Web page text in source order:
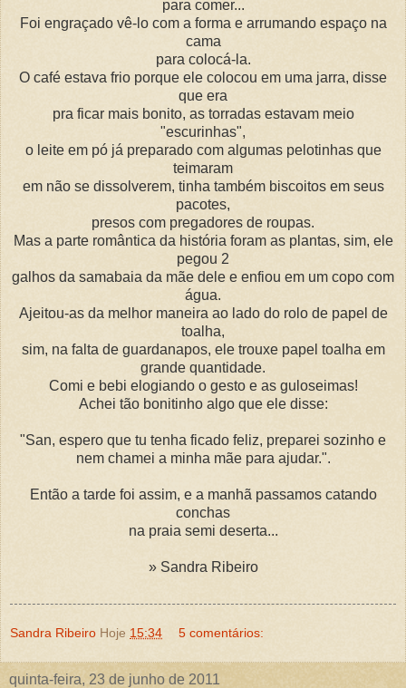
para comer...
Foi engraçado vê-lo com a forma e arrumando espaço na
cama
para colocá-la.
O café estava frio porque ele colocou em uma jarra, disse
que era
pra ficar mais bonito, as torradas estavam meio
"escurinhas",
o leite em pó já preparado com algumas pelotinhas que
teimaram
em não se dissolverem, tinha também biscoitos em seus
pacotes,
presos com pregadores de roupas.
Mas a parte romântica da história foram as plantas, sim, ele
pegou 2
galhos da samabaia da mãe dele e enfiou em um copo com
água.
Ajeitou-as da melhor maneira ao lado do rolo de papel de
toalha,
sim, na falta de guardanapos, ele trouxe papel toalha em
grande quantidade.
Comi e bebi elogiando o gesto e as guloseimas!
Achei tão bonitinho algo que ele disse:
"San, espero que tu tenha ficado feliz, preparei sozinho e
nem chamei a minha mãe para ajudar.".
Então a tarde foi assim, e a manhã passamos catando
conchas
na praia semi deserta...
» Sandra Ribeiro
Sandra Ribeiro Hoje 15:34 5 comentários:
quinta-feira, 23 de junho de 2011